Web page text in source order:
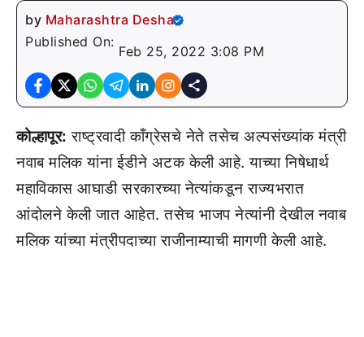
by Maharashtra Desha
Published On:
Feb 25, 2022 3:08 PM
कोल्हापूर: राष्ट्रवादी कॉंग्रेसचे नेते तसेच अल्पसंख्यांक मंत्री
नवाब मलिक यांना ईडीने अटक केली आहे. याच्या निषेधार्थ
महाविकास आघाडी सरकारच्या नेत्यांकडून राज्यभरात
आंदोलने केली जात आहेत. तसेच भाजप नेत्यांनी देखील नवाब
मलिक यांच्या मंत्रीपदाच्या राजीनाम्याची मागणी केली आहे.